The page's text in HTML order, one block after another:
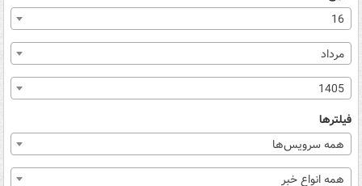
16
مرداد
1405
فیلترها
همه سرویس‌ها
همه انواع خبر